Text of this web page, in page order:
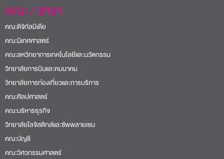
คณะ / สาขา
คณะดิจิทัลมีเดีย
คณะนิเทศศาสตร์
คณะสหวิทยาการเทคโนโลยีและนวัตกรรม
วิทยาลัยการบินและคมนาคม
วิทยาลัยการท่องเที่ยวและการบริการ
คณะศิลปศาสตร์
คณะบริหารธุรกิจ
วิทยาลัยโลจิสติกส์และซัพพลายเชน
คณะบัญชี
คณะวิศวกรรมศาสตร์